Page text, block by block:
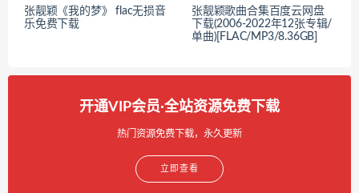
张靓颖《我的梦》 flac无损音
乐免费下载
张靓颖歌曲合集百度云网盘
下载(2006-2022年12张专辑/
单曲)[FLAC/MP3/8.36GB]
开通VIP会员·全站资源免费下载
热门资源免费下载，永久更新
立即查看